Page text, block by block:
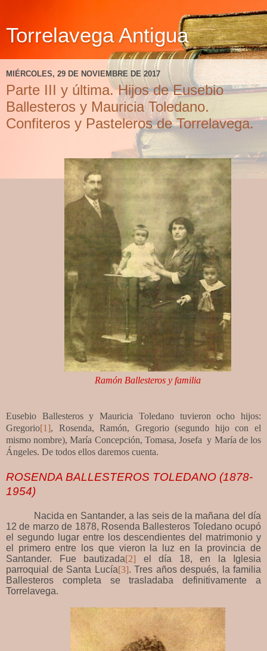
Torrelavega Antigua
MIÉRCOLES, 29 DE NOVIEMBRE DE 2017
Parte III y última. Hijos de Eusebio
Ballesteros y Mauricia Toledano.
Confiteros y Pasteleros de Torrelavega.
Ramón Ballesteros y familia
Eusebio Ballesteros y Mauricia Toledano tuvieron ocho hijos:
Gregorio[1], Rosenda, Ramón, Gregorio (segundo hijo con el
mismo nombre), María Concepción, Tomasa, Josefa y María de los
Ángeles. De todos ellos daremos cuenta.
ROSENDA BALLESTEROS TOLEDANO (1878-
1954)
Nacida en Santander, a las seis de la mañana del día
12 de marzo de 1878, Rosenda Ballesteros Toledano ocupó
el segundo lugar entre los descendientes del matrimonio y
el primero entre los que vieron la luz en la provincia de
Santander. Fue bautizada[2] el día 18, en la Iglesia
parroquial de Santa Lucía[3]. Tres años después, la familia
Ballesteros completa se trasladaba definitivamente a
Torrelavega.